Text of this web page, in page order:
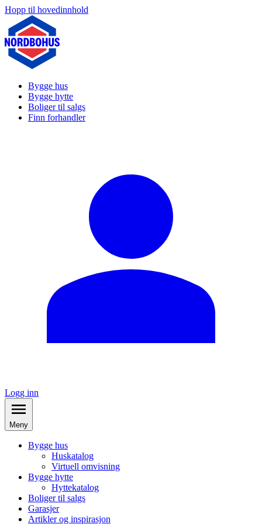
Hopp til hovedinnhold
Bygge hus
Bygge hytte
Boliger til salgs
Finn forhandler
Logg inn
Meny
Bygge hus
Huskatalog
Virtuell omvisning
Bygge hytte
Hyttekatalog
Boliger til salgs
Garasjer
Artikler og inspirasjon